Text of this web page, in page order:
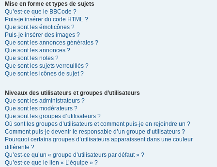
Mise en forme et types de sujets
Qu’est-ce que le BBCode ?
Puis-je insérer du code HTML ?
Que sont les émoticônes ?
Puis-je insérer des images ?
Que sont les annonces générales ?
Que sont les annonces ?
Que sont les notes ?
Que sont les sujets verrouillés ?
Que sont les icônes de sujet ?
Niveaux des utilisateurs et groupes d’utilisateurs
Que sont les administrateurs ?
Que sont les modérateurs ?
Que sont les groupes d’utilisateurs ?
Où sont les groupes d’utilisateurs et comment puis-je en rejoindre un ?
Comment puis-je devenir le responsable d’un groupe d’utilisateurs ?
Pourquoi certains groupes d’utilisateurs apparaissent dans une couleur
différente ?
Qu’est-ce qu’un « groupe d’utilisateurs par défaut » ?
Qu’est-ce que le lien « L’équipe » ?